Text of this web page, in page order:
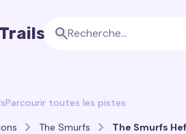
Parcourir toutes les pistes
The Smurfs The Smurfs